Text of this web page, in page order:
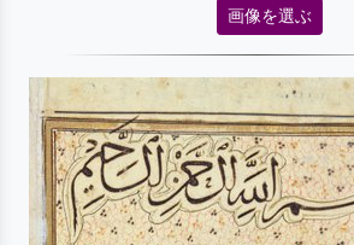
画像を選ぶ